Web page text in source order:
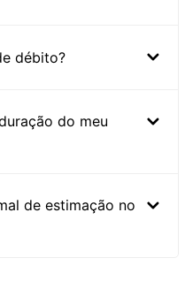
débito?
do meu
de estimação no